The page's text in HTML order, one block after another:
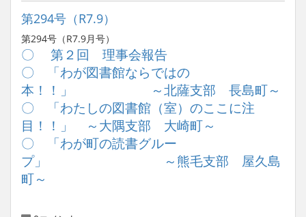
第294号（R7.9）
第294号（R7.9月号）
〇 第２回 理事会報告
〇 「わが図書館ならではの
本！！」 ～北薩支部 長島町～
〇 「わたしの図書館（室）のここに注
目！！」 ～大隅支部 大崎町～
〇 「わが町の読書グルー
プ」 ～熊毛支部 屋久島
町～